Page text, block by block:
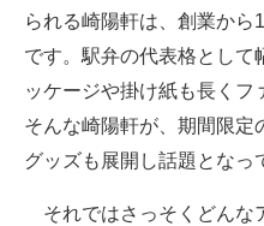
ITの今と未来を見通す
スマホと通信の最新トレンド
進化するPCとデバイスの未来
好きが集まる 比べて選べる
ビジネスと働き方のヒント
られる崎陽軒は、創業か
です。駅弁の代表格として
ッケージや掛け紙も長くフ
そんな崎陽軒が、期間限定
グッズも展開し話題となっ
それではさっそくどんな